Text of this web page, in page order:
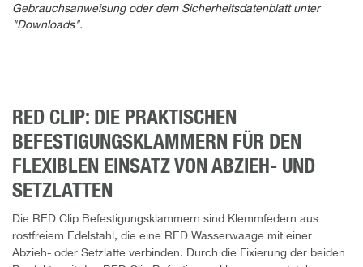
Gebrauchsanweisung oder dem Sicherheitsdatenblatt unter
"Downloads".
RED CLIP: DIE PRAKTISCHEN
BEFESTIGUNGSKLAMMERN FÜR DEN
FLEXIBLEN EINSATZ VON ABZIEH- UND
SETZLATTEN
Die RED Clip Befestigungsklammern sind Klemmfedern aus
rostfreiem Edelstahl, die eine RED Wasserwaage mit einer
Abzieh- oder Setzlatte verbinden. Durch die Fixierung der beiden